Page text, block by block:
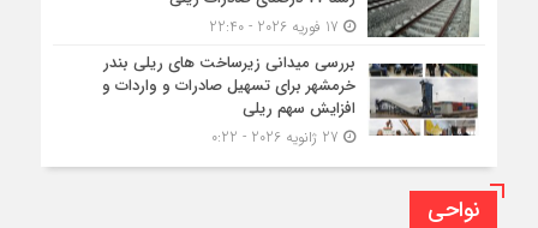
بررسی میدانی زیرساخت های ریلی بندر
خرمشهر برای تسهیل صادرات و واردات و
افزایش سهم ریلی
نواحی